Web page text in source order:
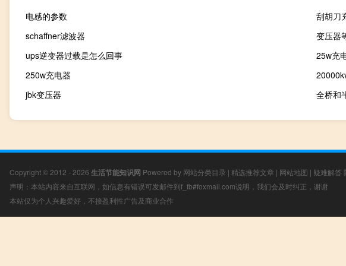
电感的参数
刮胡刀
schaffner滤波器
变压器
ups逆变器过载是怎么回事
25w充
250w充电器
jbk变压器
全桥和
Copyright © 2012 - 2026 生活节能知识网 Powered by 网站分类目录 | 精选推荐文章 | 网站地图 | 疑难解答
声明：本站内容来自互联网，如信息有错误可发邮件到f_fb#foxmail.com说明，我们会及时纠正，谢谢
本站仅为个人兴趣爱好，不接盈利性广告及商业合作